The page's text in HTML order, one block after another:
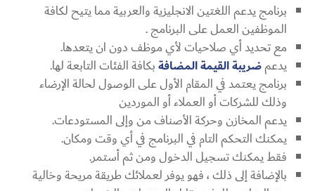
برنامج يدعم اللغتين الانجليزية والعربية مما يتيح لكافة
الموظفين العمل على البرنامج .
مع تحديد أي صلاحيات لأي موظف دون ان يتعدها.
يدعمضريبة القيمة المضافةبكافة الفئات التابعة لها.
برنامج يعتمد في المقام الأول على الوصول لحالة الإرضاء
وذلك للشركات أو العملاء أو الموردين
يدعم المخازن وحركة الأصناف من وإلى المستودعات.
يمكنك التحكم التام في البرنامج في أي وقت ومكان.
فقط يمكنك تسجيل الدخول ومن ثم أستمر.
بالإضافة إلى ذلك ، فهو يوفر لعملائك طريقة مريحة وخالية